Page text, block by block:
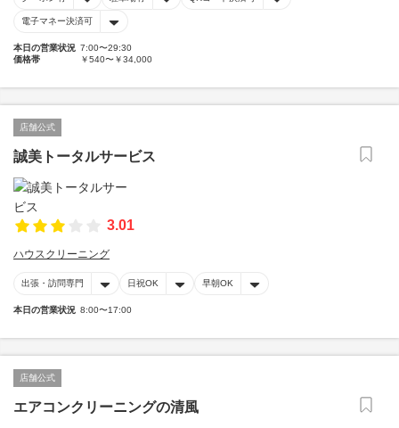
電子マネー決済可
本日の営業状況 7:00〜29:30
価格帯
￥540〜￥34,000
店舗公式
誠美トータルサービス
3.01
ハウスクリーニング
出張・訪問専門 日祝OK 早朝OK
本日の営業状況 8:00〜17:00
店舗公式
エアコンクリーニングの清風